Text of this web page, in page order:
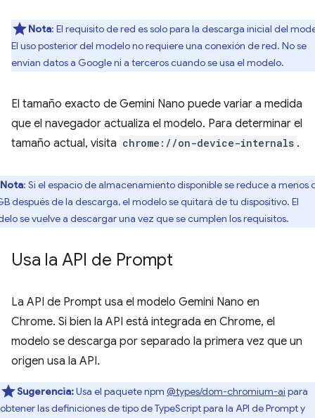
Nota: El requisito de red es solo para la descarga inicial del
El uso posterior del modelo no requiere una conexión de red. No se
envían datos a Google ni a terceros cuando se usa el modelo.
El tamaño exacto de Gemini Nano puede variar a medida
que el navegador actualiza el modelo. Para determinar el
tamaño actual, visita chrome://on-device-internals .
Nota: Si el espacio de almacenamiento disponible se reduce a menos
después de la descarga, el modelo se quitará de tu dispositivo. El
se vuelve a descargar una vez que se cumplen los requisitos.
Usa la API de Prompt
La API de Prompt usa el modelo Gemini Nano en
Chrome. Si bien la API está integrada en Chrome, el
modelo se descarga por separado la primera vez que un
origen usa la API.
Sugerencia:Usa el paquete npm @types/dom-chromium-ai para
obtener las definiciones de tipo de TypeScript para la API de Prompt y